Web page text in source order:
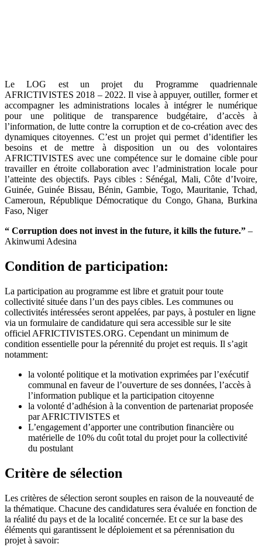
Le LOG est un projet du Programme quadriennale
AFRICTIVISTES 2018 – 2022. Il vise à appuyer, outiller, former et
accompagner les administrations locales à intégrer le numérique
pour une politique de transparence budgétaire, d’accès à
l’information, de lutte contre la corruption et de co-création avec des
dynamiques citoyennes. C’est un projet qui permet d’identifier les
besoins et de mettre à disposition un ou des volontaires
AFRICTIVISTES avec une compétence sur le domaine cible pour
travailler en étroite collaboration avec l’administration locale pour
l’atteinte des objectifs. Pays cibles : Sénégal, Mali, Côte d’Ivoire,
Guinée, Guinée Bissau, Bénin, Gambie, Togo, Mauritanie, Tchad,
Cameroun, République Démocratique du Congo, Ghana, Burkina
Faso, Niger
“ Corruption does not invest in the future, it kills the future.” –
Akinwumi Adesina
Condition de participation:
La participation au programme est libre et gratuit pour toute
collectivité située dans l’un des pays cibles. Les communes ou
collectivités intéressées seront appelées, par pays, à postuler en ligne
via un formulaire de candidature qui sera accessible sur le site
officiel AFRICTIVISTES.ORG. Cependant un minimum de
condition essentielle pour la pérennité du projet est requis. Il s’agit
notamment:
la volonté politique et la motivation exprimées par l’exécutif
communal en faveur de l’ouverture de ses données, l’accès à
l’information publique et la participation citoyenne
la volonté d’adhésion à la convention de partenariat proposée
par AFRICTIVISTES et
L’engagement d’apporter une contribution financière ou
matérielle de 10% du coût total du projet pour la collectivité
du postulant
Critère de sélection
Les critères de sélection seront souples en raison de la nouveauté de
la thématique. Chacune des candidatures sera évaluée en fonction de
la réalité du pays et de la localité concernée. Et ce sur la base des
éléments qui garantissent le déploiement et sa pérennisation du
projet à savoir: